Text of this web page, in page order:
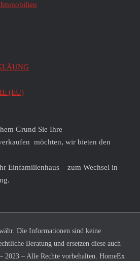
(EU)
Grund Sie Ihre
möchten, wir bieten den
Einfamilienhaus – zum Wechsel in
Die Informationen sind keine
Beratung und ersetzen diese auch
2023 – Alle Rechte vorbehalten. HomeEx